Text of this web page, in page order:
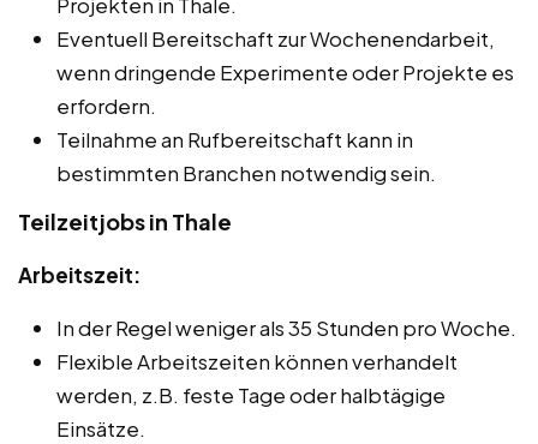
Eventuell Bereitschaft zur Wochenendarbeit,
wenn dringende Experimente oder Projekte es
erfordern.
Teilnahme an Rufbereitschaft kann in
bestimmten Branchen notwendig sein.
Teilzeitjobs in Thale
Arbeitszeit:
In der Regel weniger als 35 Stunden pro Woche.
Flexible Arbeitszeiten können verhandelt
werden, z.B. feste Tage oder halbtägige
Einsätze.